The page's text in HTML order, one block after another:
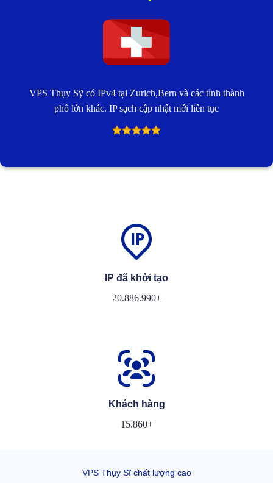
VPS Thụy Sỹ có IPv4 tại Zurich,Bern và các tỉnh thành
phố lớn khác. IP sạch cập nhật mới liên tục
IP đã khởi tạo
20.886.990+
Khách hàng
15.860+
VPS Thụy Sĩ chất lượng cao